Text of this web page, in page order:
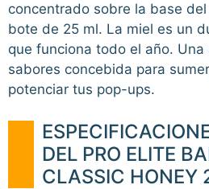
concentrado sobre la base
bote de 25 ml. La miel es un
que funciona todo el año. Una
sabores concebida para
potenciar tus pop-ups.
DEL PRO ELITE
CLASSIC HONEY